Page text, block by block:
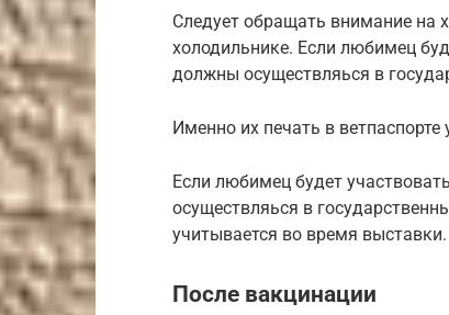
Следует обращать внимание на
холодильнике. Если любимец
должны осуществляься в
Именно их печать в
Если любимец будет
осуществляься в
учитывается во время выставки.
После вакцинации